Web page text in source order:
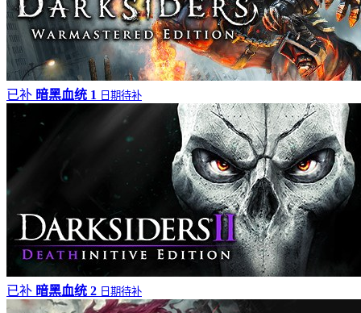
已补 暗黑血统 1 日期待补
已补 暗黑血统 2 日期待补